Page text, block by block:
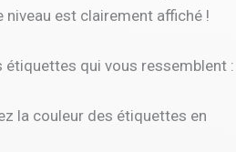
niveau est clairement affiché !
étiquettes qui vous ressemblent :
la couleur des étiquettes en